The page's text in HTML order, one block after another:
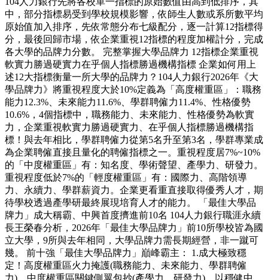
中，部分指標易受到學校規模影響，依師生人數或系所數平均
原始值加入排序，先依常態分布七級配分，逐一計算12指標得
分，最後回歸市場，依企業重視12指標的程度加權計分，完成
各大學的品牌力分數。 完整掌握大學品牌力 12指標企業重視
軟實力勝過硬實力在乎個人指標勝過機構指標 企業如何用上
述12大指標衡量一所大學的品牌力？104人力銀行2026年《大
學品牌力》將重視程度大於10%定義為「高度權重區」：職務
能力12.3%、未來能力11.6%、學群聘僱力11.4%、性格優勢
10.6%，4個指標中，職務能力、未來能力、性格優勢為軟實
力，企業重視軟實力勝過硬實力、在乎個人指標勝過機構指
標！與去年相比，學群聘僱力從第5名升至第3名，學群專業成
為企業聘僱直接且量化的聘僱指標之一。重視程度居7%~10%
的「中度權重區」有：知名度、學術聲望、產學力、研發力。
重視程度低於7%的「輕度權重區」有：國際力、高階領導
力、永續力、學群薪資力。企業更看重直接取得優秀人才，期
待學校透過產學研最終展現培育人才的能力。 「最佳大學品
牌力」成大稱霸、中興首度擠進前10名 104人力銀行職涯永續
長王榮春分析，2026年「最佳大學品牌力」前10所學校皆為國
立大學，9所與去年相同，大學品牌力需長期經營，非一蹴可
幾。 前十強「最佳大學品牌力」巔峰霸主： 1.成大極致穩
定！高度權重區火力掩護(職務能力、未來能力、學群聘僱